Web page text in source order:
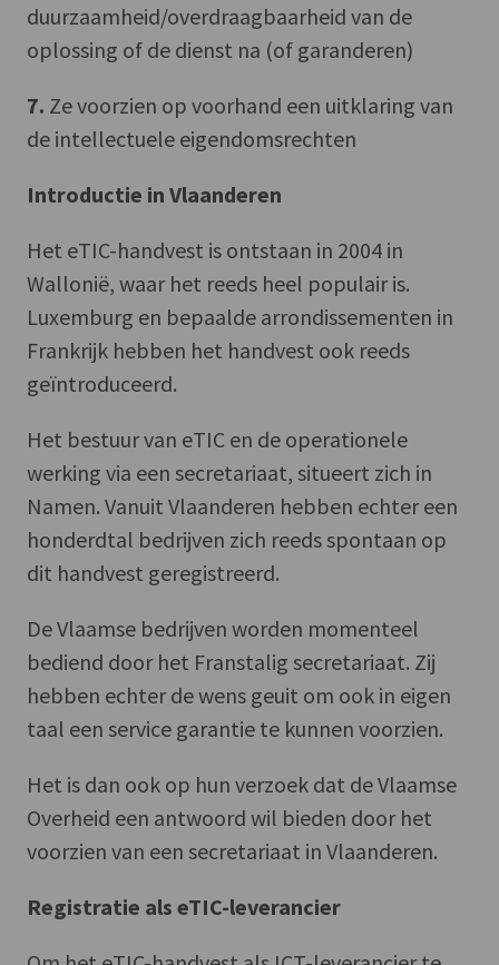
duurzaamheid/overdraagbaarheid van de
oplossing of de dienst na (of garanderen)
7. Ze voorzien op voorhand een uitklaring van
de intellectuele eigendomsrechten
Introductie in Vlaanderen
Het eTIC-handvest is ontstaan in 2004 in
Wallonië, waar het reeds heel populair is.
Luxemburg en bepaalde arrondissementen in
Frankrijk hebben het handvest ook reeds
geïntroduceerd.
Het bestuur van eTIC en de operationele
werking via een secretariaat, situeert zich in
Namen. Vanuit Vlaanderen hebben echter een
honderdtal bedrijven zich reeds spontaan op
dit handvest geregistreerd.
De Vlaamse bedrijven worden momenteel
bediend door het Franstalig secretariaat. Zij
hebben echter de wens geuit om ook in eigen
taal een service garantie te kunnen voorzien.
Het is dan ook op hun verzoek dat de Vlaamse
Overheid een antwoord wil bieden door het
voorzien van een secretariaat in Vlaanderen.
Registratie als eTIC-leverancier